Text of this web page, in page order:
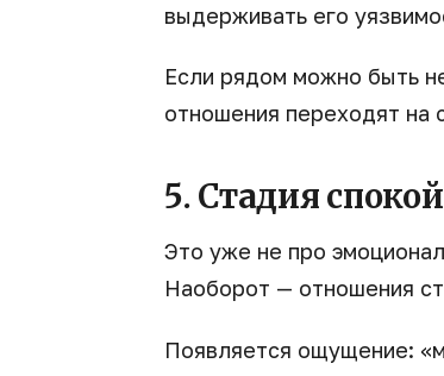
выдерживать его
Если рядом можно быть
отношения переходят на
5. Стадия
Это уже не про
Наоборот — отношения
Появляется ощущение: